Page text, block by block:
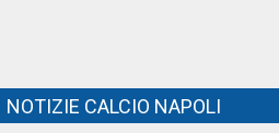
NOTIZIE CALCIO NAPOLI